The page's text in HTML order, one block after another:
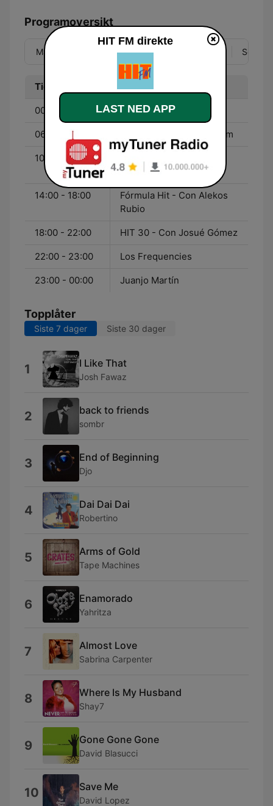
Programoversikt
Man Ons Tor Søn
Tid Program
00:00 - 06:00 Fórmula Hit
06:00 - 10:00 El Ahitador - Con José Am
10:00 - 14:00
Ramos
14:00 - 18:00
Fórmula Hit - Con Alekos
Rubio
18:00 - 22:00 HIT 30 - Con Josué Gómez
22:00 - 23:00 Los Frequencies
23:00 - 00:00 Juanjo Martín
Topplåter
Siste 7 dager Siste 30 dager
1 I Like That
Josh Fawaz
2 back to friends
sombr
3 End of Beginning
Djo
4 Dai Dai Dai
Robertino
5 Arms of Gold
Tape Machines
6 Enamorado
Yahritza
7 Almost Love
Sabrina Carpenter
8 Where Is My Husband
Shay7
9 Gone Gone Gone
David Blasucci
10 Save Me
David Lopez
HIT FM direkte
LAST NED APP